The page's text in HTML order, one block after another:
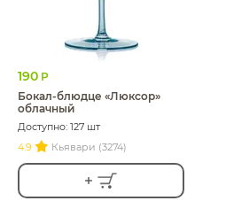
190 Р
Бокал-блюдце «Люксор»
облачный
Доступно: 127 шт
4.9
Кьявари (3274)